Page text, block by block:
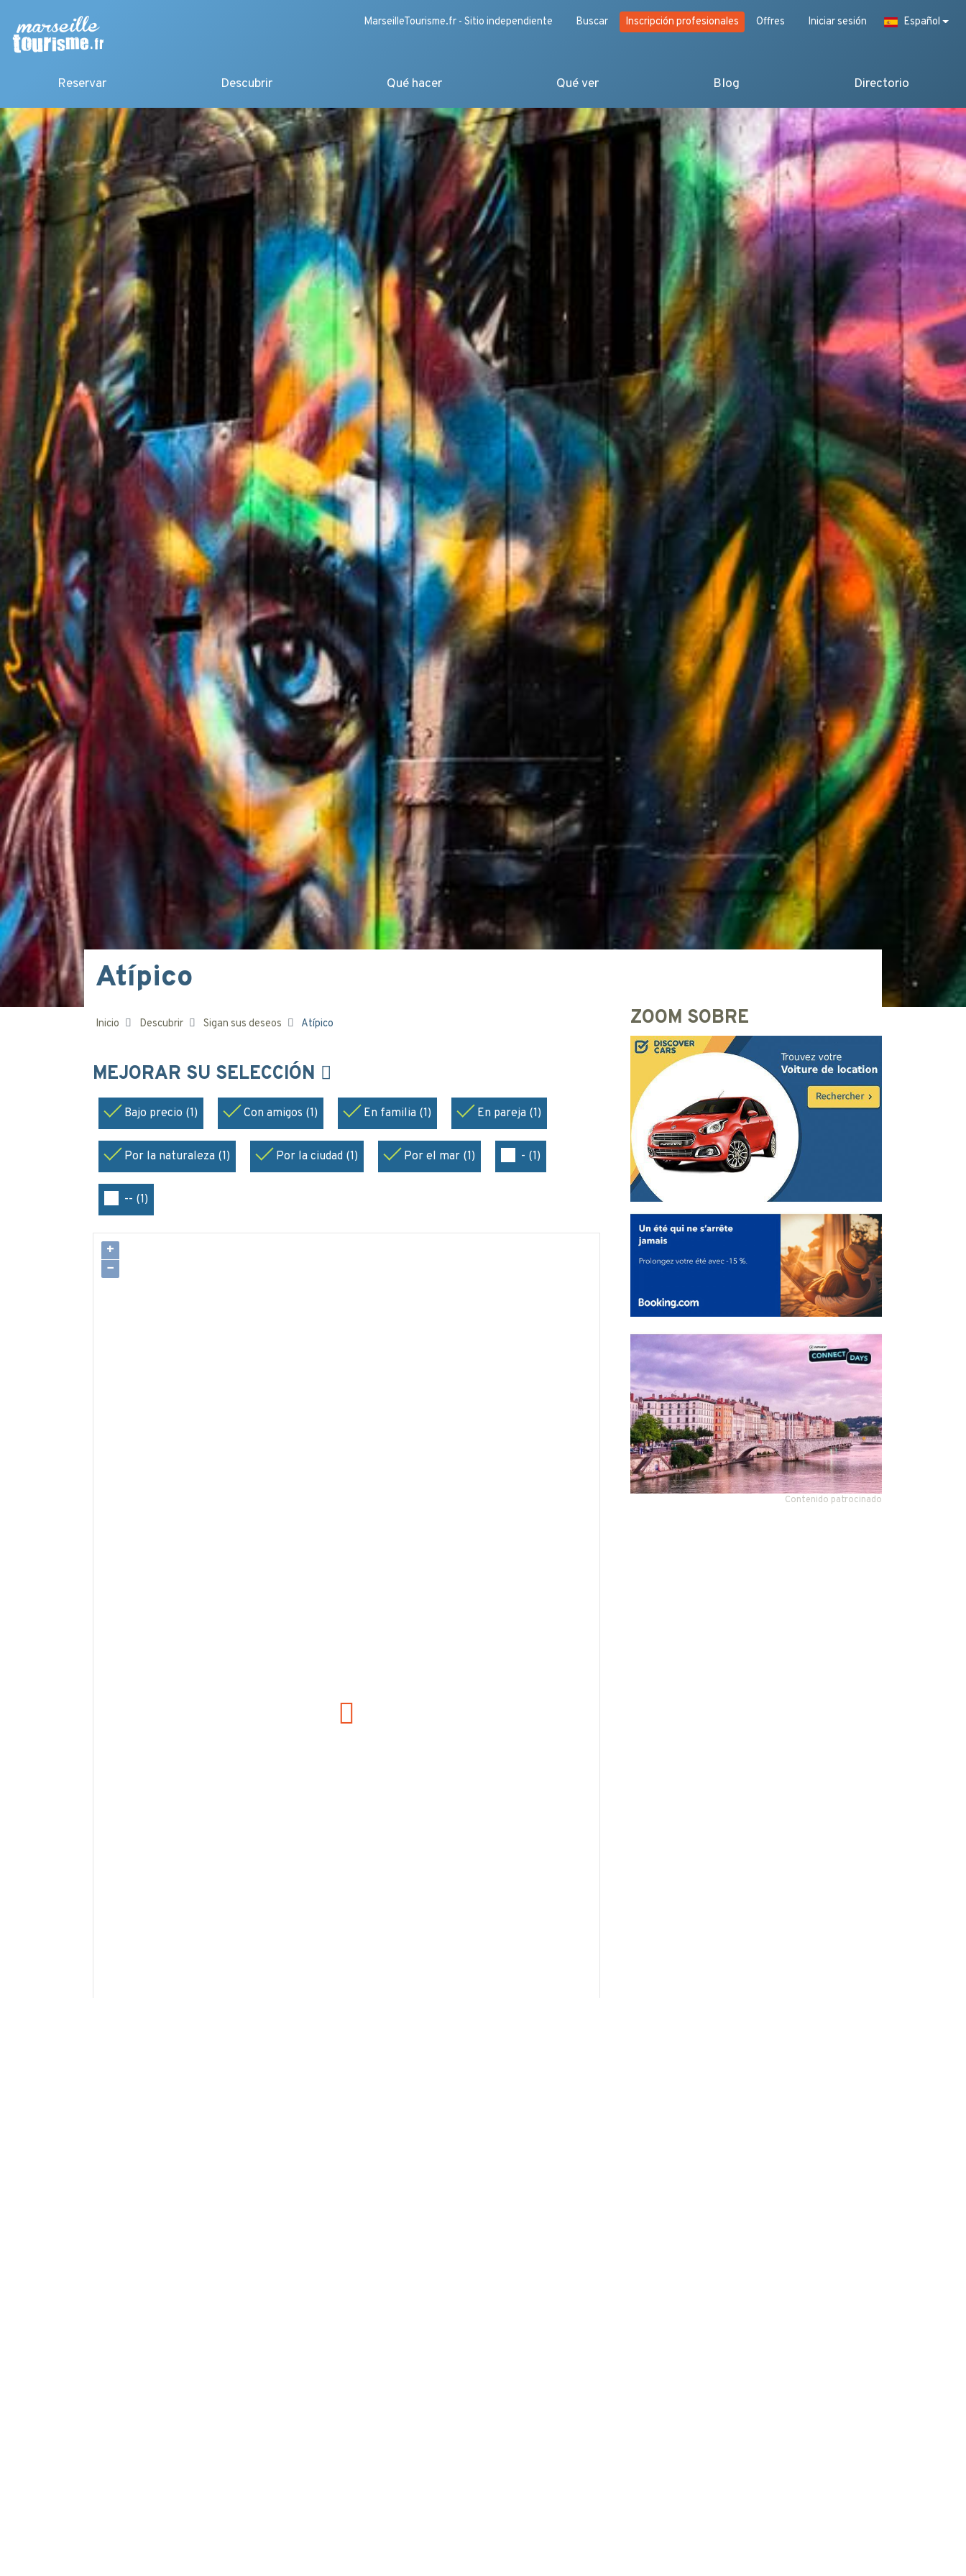
MarseilleTourisme.fr - Sitio independiente Buscar Inscripción profesionales Offres Iniciar sesión Español
Reservar Descubrir Qué hacer Qué ver Blog Directorio
Atípico
Inicio Descubrir Sigan sus deseos Atípico
MEJORAR SU SELECCIÓN
Bajo precio (1) Con amigos (1) En familia (1) En pareja (1)
Por la naturaleza (1) Por la ciudad (1) Por el mar (1) - (1)
-- (1)
+
−
ZOOM SOBRE
Contenido patrocinado